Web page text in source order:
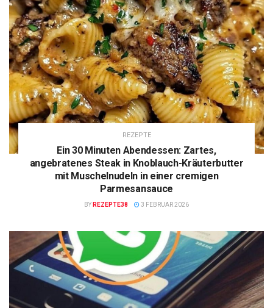
REZEPTE
Ein 30 Minuten Abendessen: Zartes,
angebratenes Steak in Knoblauch-Kräuterbutter
mit Muschelnudeln in einer cremigen
Parmesansauce
BY REZEPTE38 3 FEBRUAR 2026